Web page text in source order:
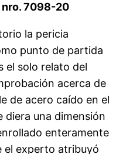
nro. 7098-20
la pericia
punto de partida
el solo relato del
acerca de
de acero caído en el
diera una dimensión
enteramente
el experto atribuyó